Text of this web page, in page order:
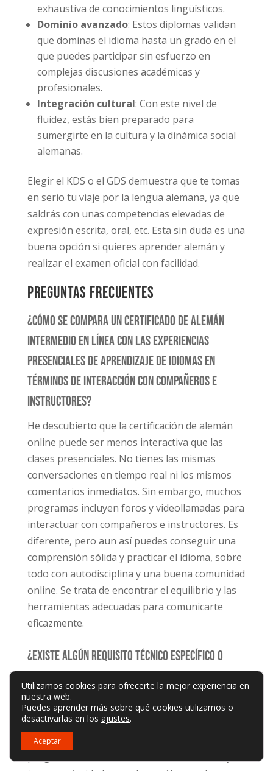
exhaustiva de conocimientos lingüísticos.
Dominio avanzado: Estos diplomas validan
que dominas el idioma hasta un grado en el
que puedes participar sin esfuerzo en
complejas discusiones académicas y
profesionales.
Integración cultural: Con este nivel de
fluidez, estás bien preparado para
sumergirte en la cultura y la dinámica social
alemanas.
Elegir el KDS o el GDS demuestra que te tomas
en serio tu viaje por la lengua alemana, ya que
saldrás con unas competencias elevadas de
expresión escrita, oral, etc. Esta sin duda es una
buena opción si quieres aprender alemán y
realizar el examen oficial con facilidad.
Preguntas frecuentes
¿Cómo se compara un certificado de alemán
intermedio en línea con las experiencias
presenciales de aprendizaje de idiomas en
términos de interacción con compañeros e
instructores?
He descubierto que la certificación de alemán
online puede ser menos interactiva que las
clases presenciales. No tienes las mismas
conversaciones en tiempo real ni los mismos
comentarios inmediatos. Sin embargo, muchos
programas incluyen foros y videollamadas para
interactuar con compañeros e instructores. Es
diferente, pero aun así puedes conseguir una
comprensión sólida y practicar el idioma, sobre
todo con autodisciplina y una buena comunidad
online. Se trata de encontrar el equilibrio y las
herramientas adecuadas para comunicarte
eficazmente.
¿Existe algún requisito técnico específico o
plataforma que deba conocer antes de
matricularme en un programa de certificación
de alemán online?
Estoy pensando en matricularme en un
Utilizamos cookies para ofrecerte la mejor experiencia en
nuestra web.
Puedes aprender más sobre qué cookies utilizamos o
desactivarlas en los ajustes.
Aceptar